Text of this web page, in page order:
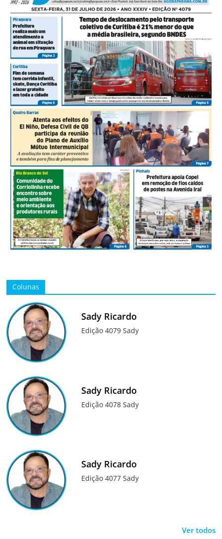
Colunas
Sady Ricardo
Edição 4079 Sady
Sady Ricardo
Edição 4078 Sady
Sady Ricardo
Edição 4077 Sady
Ver todos